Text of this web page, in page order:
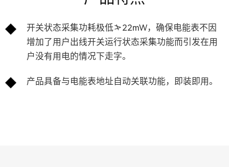
开关状态采集功耗极低≯22mW，确保电能表不因
增加了用户出线开关运行状态采集功能而引发在用
户没有用电的情况下走字。
产品具备与电能表地址自动关联功能，即装即用。